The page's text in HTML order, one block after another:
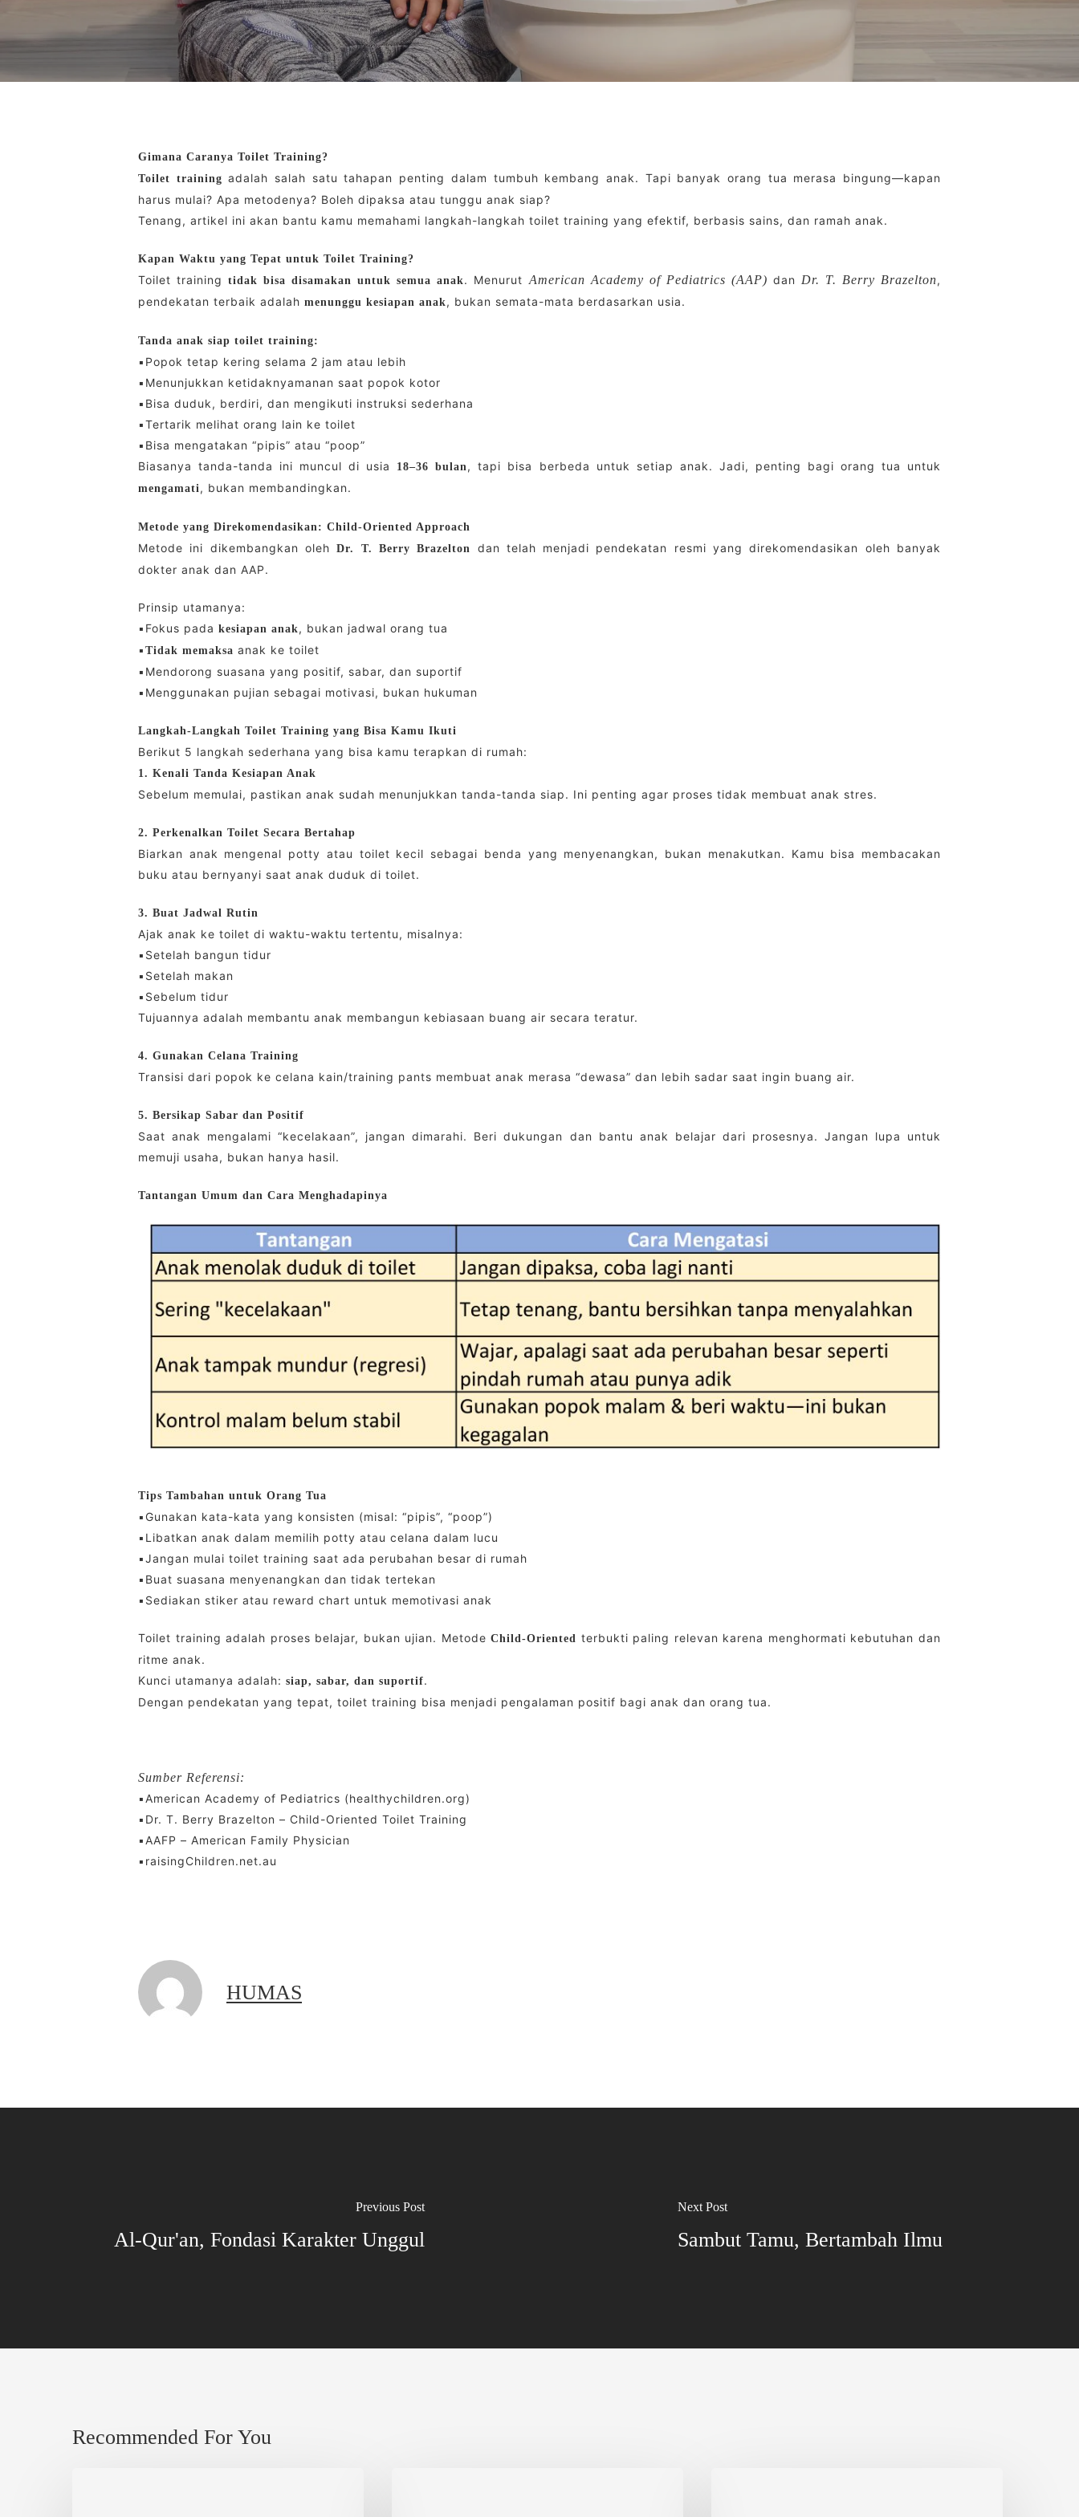
Gimana Caranya Toilet Training?
Toilet training adalah salah satu tahapan penting dalam tumbuh kembang anak. Tapi banyak orang tua merasa bingung—kapan
harus mulai? Apa metodenya? Boleh dipaksa atau tunggu anak siap?
Tenang, artikel ini akan bantu kamu memahami langkah-langkah toilet training yang efektif, berbasis sains, dan ramah anak.
Kapan Waktu yang Tepat untuk Toilet Training?
Toilet trainingtidak bisa disamakan untuk semua anak. Menurut American Academy of Pediatrics (AAP) dan Dr. T. Berry Brazelton,
pendekatan terbaik adalah menunggu kesiapan anak, bukan semata-mata berdasarkan usia.
Tanda anak siap toilet training:
▪️Popok tetap kering selama 2 jam atau lebih
▪️Menunjukkan ketidaknyamanan saat popok kotor
▪️Bisa duduk, berdiri, dan mengikuti instruksi sederhana
▪️Tertarik melihat orang lain ke toilet
▪️Bisa mengatakan “pipis” atau “poop”
Biasanya tanda-tanda ini muncul di usia
18–36 bulan, tapi bisa berbeda untuk setiap anak. Jadi, penting bagi orang tua untuk
mengamati, bukan membandingkan.
Metode yang Direkomendasikan: Child-Oriented Approach
Metode ini dikembangkan olehDr. T. Berry Brazelton
dan telah menjadi pendekatan resmi yang direkomendasikan oleh banyak
dokter anak dan AAP.
Prinsip utamanya:
▪️Fokus pada kesiapan anak, bukan jadwal orang tua
▪️ Tidak memaksa anak ke toilet
▪️Mendorong suasana yang positif, sabar, dan suportif
▪️Menggunakan pujian sebagai motivasi, bukan hukuman
Langkah-Langkah Toilet Training yang Bisa Kamu Ikuti
Berikut 5 langkah sederhana yang bisa kamu terapkan di rumah:
1. Kenali Tanda Kesiapan Anak
Sebelum memulai, pastikan anak sudah menunjukkan tanda-tanda siap. Ini penting agar proses tidak membuat anak stres.
2. Perkenalkan Toilet Secara Bertahap
Biarkan anak mengenal potty atau toilet kecil sebagai benda yang menyenangkan, bukan menakutkan. Kamu bisa membacakan
buku atau bernyanyi saat anak duduk di toilet.
3. Buat Jadwal Rutin
Ajak anak ke toilet di waktu-waktu tertentu, misalnya:
▪️Setelah bangun tidur
▪️Setelah makan
▪️Sebelum tidur
Tujuannya adalah membantu anak membangun kebiasaan buang air secara teratur.
4. Gunakan Celana Training
Transisi dari popok ke celana kain/training pants membuat anak merasa “dewasa” dan lebih sadar saat ingin buang air.
5. Bersikap Sabar dan Positif
Saat anak mengalami “kecelakaan”, jangan dimarahi. Beri dukungan dan bantu anak belajar dari prosesnya. Jangan lupa untuk
memuji usaha, bukan hanya hasil.
Tantangan Umum dan Cara Menghadapinya
Tips Tambahan untuk Orang Tua
▪️Gunakan kata-kata yang konsisten (misal: “pipis”, “poop”)
▪️Libatkan anak dalam memilih potty atau celana dalam lucu
▪️Jangan mulai toilet training saat ada perubahan besar di rumah
▪️Buat suasana menyenangkan dan tidak tertekan
▪️Sediakan stiker atau reward chart untuk memotivasi anak
Toilet training adalah proses belajar, bukan ujian. MetodeChild-Oriented terbukti paling relevan karena menghormati kebutuhan dan
ritme anak.
Kunci utamanya adalah: siap, sabar, dan suportif.
Dengan pendekatan yang tepat, toilet training bisa menjadi pengalaman positif bagi anak dan orang tua.
Sumber Referensi:
▪️American Academy of Pediatrics (healthychildren.org)
▪️Dr. T. Berry Brazelton – Child-Oriented Toilet Training
▪️AAFP – American Family Physician
▪️raisingChildren.net.au
HUMAS
Previous Post
Al-Qur'an, Fondasi Karakter Unggul
Next Post
Sambut Tamu, Bertambah Ilmu
Recommended For You